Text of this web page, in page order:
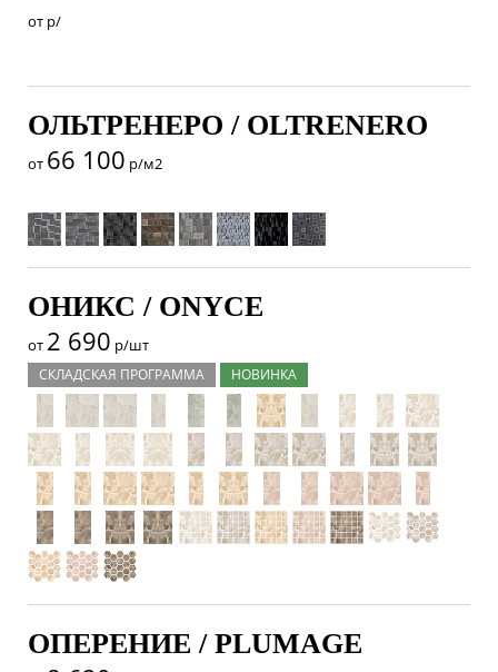
от р/
ОЛЬТРЕНЕРО / OLTRENERO
от 66 100 р/м2
ОНИКС / ONYCE
от 2 690 р/шт
СКЛАДСКАЯ ПРОГРАММА НОВИНКА
ОПЕРЕНИЕ / PLUMAGE